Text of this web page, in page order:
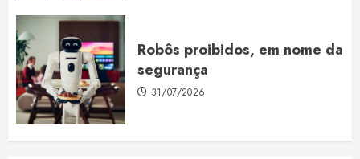
Robôs proibidos, em nome da
segurança
31/07/2026